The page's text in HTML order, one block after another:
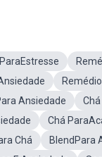
Ansiedade
Chá
Chá
BlendPara